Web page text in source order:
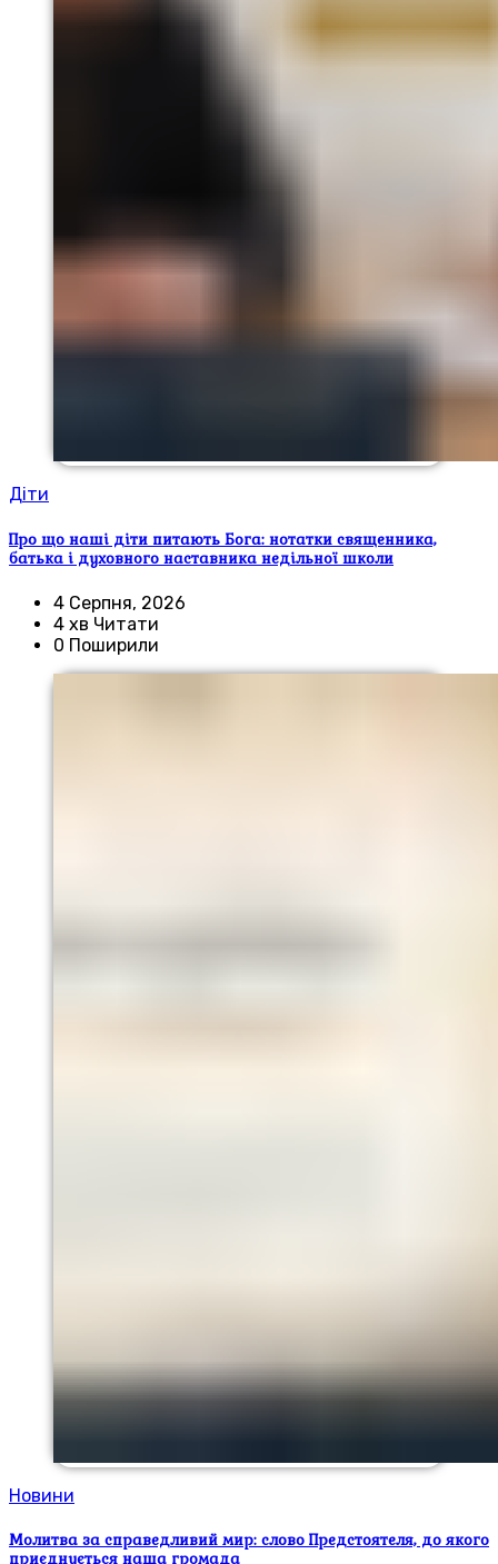
Діти
Про що наші діти питають Бога: нотатки священника,
батька і духовного наставника недільної школи
4 Серпня, 2026
4 хв Читати
0 Поширили
Новини
Молитва за справедливий мир: слово Предстоятеля, до якого
приєднується наша громада